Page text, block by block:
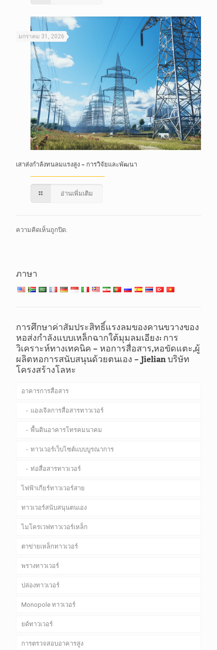
มกราคม 31, 2026
เสาส่งกำลังทนลมแรงสูง – การวิจัยและพัฒนา
อ่านเพิ่มเติม
ความคิดเห็นถูกปิด.
ภาษา
การศึกษาค่าสัมประสิทธิ์แรงลมของคานขวางของ
หอส่งกำลังแบบเหล็กฉากใต้มุมลมเอียง: การ
วิเคราะห์ทางเทคนิค – หอการสื่อสาร,หอขัดแตะ,ผู้
ผลิตหอการสนับสนุนด้วยตนเอง – Jielian บริษัท
โครงสร้างโลหะ
อาคารการสื่อสาร
แองเจิลการสื่อสารทาวเวอร์
พื้นดินอาคารโทรคมนาคม
ทาวเวอร์เว็บไซต์แบบบูรณาการ
ท่อสื่อสารทาวเวอร์
ไฟฟ้าเกียร์ทาวเวอร์สาย
ทาวเวอร์สนับสนุนตนเอง
ไมโครเวฟทาวเวอร์เหล็ก
ตาข่ายเหล็กทาวเวอร์
พรางทาวเวอร์
ปล่องทาวเวอร์
Monopole ทาวเวอร์
ยด์ทาวเวอร์
การตรวจสอบอาคารสูง